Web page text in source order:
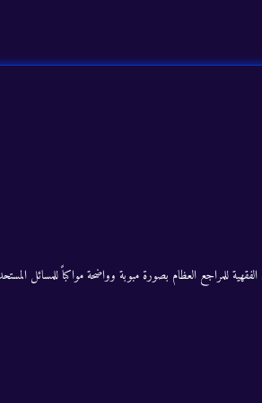
للمراجع العظام بصورة مبوبة وواضحة مواكباً للمسائل